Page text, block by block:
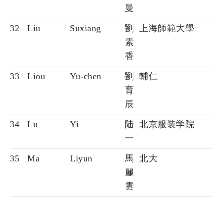
曼
32 Liu Suxiang
劉
素
香
上海師範大學
33 Liou Yu-chen
劉
育
辰
輔仁
34 Lu Yi
陆
一
北京服装学院
35 Ma Liyun
馬
麗
雲
北大